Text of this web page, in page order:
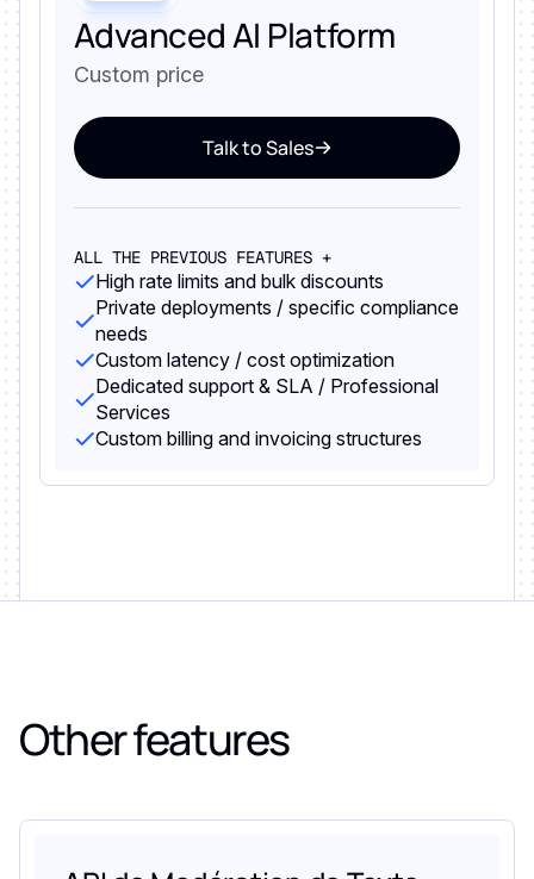
Advanced AI Platform
Custom price
Talk to Sales
ALL THE PREVIOUS FEATURES +
High rate limits and bulk discounts
Private deployments / specific compliance
needs
Custom latency / cost optimization
Dedicated support & SLA / Professional
Services
Custom billing and invoicing structures
Other features